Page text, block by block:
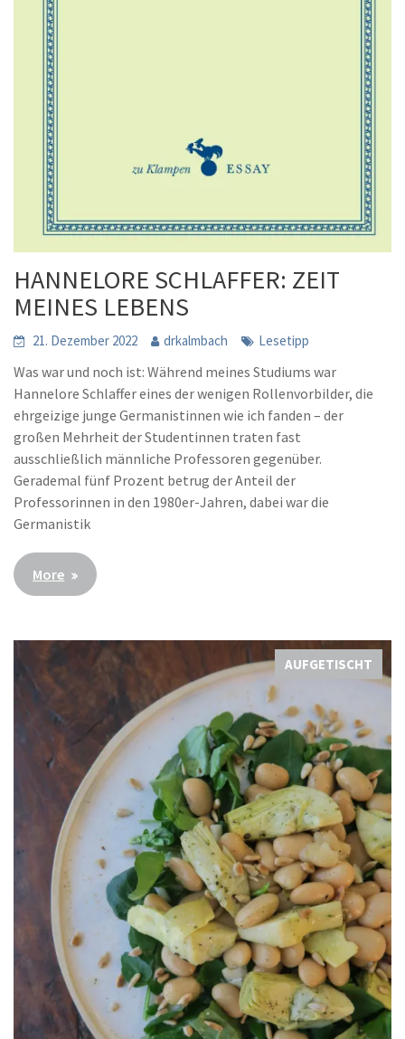
HANNELORE SCHLAFFER: ZEIT
MEINES LEBENS
21. Dezember 2022 drkalmbach Lesetipp
Was war und noch ist: Während meines Studiums war
Hannelore Schlaffer eines der wenigen Rollenvorbilder, die
ehrgeizige junge Germanistinnen wie ich fanden – der
großen Mehrheit der Studentinnen traten fast
ausschließlich männliche Professoren gegenüber.
Gerademal fünf Prozent betrug der Anteil der
Professorinnen in den 1980er-Jahren, dabei war die
Germanistik
More
AUFGETISCHT